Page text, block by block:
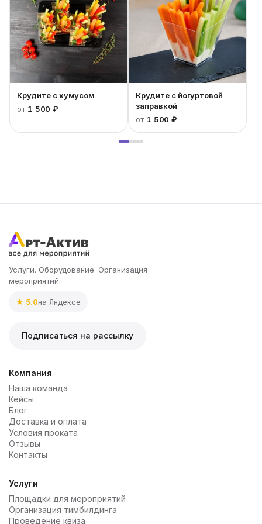
Крудите с хумусом
от 1 500 ₽
Крудите с йогуртовой
заправкой
от 1 500 ₽
Услуги. Оборудование. Организация
мероприятий.
★ 5.0на Яндексе
Подписаться на рассылку
Компания
Наша команда
Кейсы
Блог
Доставка и оплата
Условия проката
Отзывы
Контакты
Услуги
Площадки для мероприятий
Организация тимбилдинга
Проведение квиза